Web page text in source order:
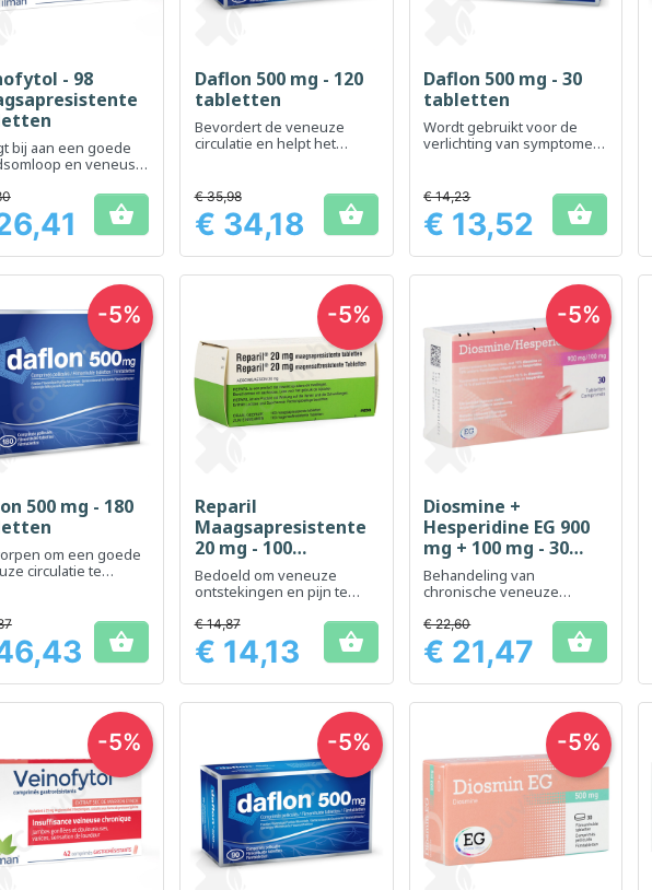
Snel bekijken
- 98
​​bij aan een goede
en veneus

Snel bekijken
Daflon 500 mg - 120
tabletten
Bevordert de veneuze
circulatie en helpt het
Prijs
€ 35,98
€ 34,18 
Snel bekijken
Daflon 500 mg - 30
tabletten
Wordt gebruikt voor de
verlichting van symptomen
circulatie
Prijs
€ 14,23
€ 13,52 
Snel bekijken
500 mg - 180
om een ​​goede
circulatie te

-5%
Snel bekijken
Reparil
Maagsapresistente
20 mg - 100
tabletten
Bedoeld om veneuze
ontstekingen en pijn te
Prijs
€ 14,87
€ 14,13 
-5%
Snel bekijken
Diosmine +
Hesperidine EG 900
mg + 100 mg - 30
tabletten
Behandeling van
chronische veneuze
aambeien
Prijs
€ 22,60
€ 21,47 
-5%
-5% -5% -5%